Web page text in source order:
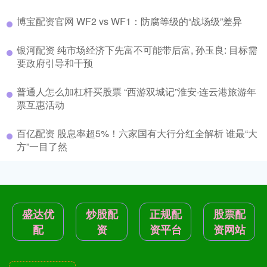
博宝配资官网 WF2 vs WF1：防腐等级的“战场级”差异
银河配资 纯市场经济下先富不可能带后富, 孙玉良: 目标需
要政府引导和干预
普通人怎么加杠杆买股票 “西游双城记”淮安·连云港旅游年
票互惠活动
百亿配资 股息率超5%！六家国有大行分红全解析 谁最“大
方”一目了然
盛达优
配
炒股配
资
正规配
资平台
股票配
资网站